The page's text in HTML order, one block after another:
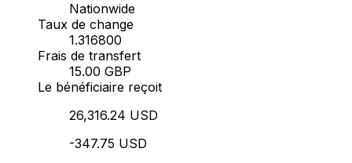
Nationwide
Taux de change
1.316800
Frais de transfert
15.00 GBP
Le bénéficiaire reçoit
26,316.24 USD
-347.75 USD